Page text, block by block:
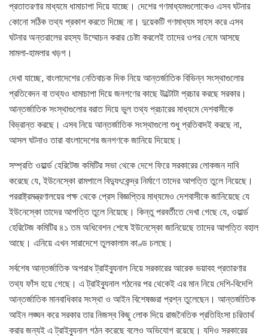
প্রতাতরণার মাধ্যমে ধামাচাপা দিয়ে যাচ্ছে। দেশের গণমাধ্যমগুলোকেও এসব ঘটনার
কোনো সঠিক তথ্য প্রকাশ করতে দিচ্ছে না। দুয়েকটি গণমাধ্যম সাহস করে এসব
ঘটনার অন্তরালের রহস্য উম্মোচন করার চেষ্টা করলেই তাদের ওপর নেমে আসছে
মামলা-হামলার খড়গ।
দেখা যাচ্ছে, বাংলাদেশের নেতিবাচক দিক নিয়ে আন্তর্জাতিক বিভিন্ন সংস্থাগুলোর
প্রতিবেদন বা তথ্যও ধামাচাপা দিয়ে জনগণের কাছে উল্টোটা প্রচার করছে সরকার।
আন্তর্জাতিক সংস্থাগুলোর বরাত দিয়ে ভুল তথ্য প্রচারের মাধ্যমে দেশবাসীকে
বিভ্রান্ত করছে। এসব নিয়ে আন্তর্জাতিক সংস্থাগুলো শুধু প্রতিবাদই করছে না,
আসল ঘটনাও তারা বাংলাদেশের জনগণকে জানিয়ে দিয়েছে।
সম্প্রতি ওয়ার্ল্ড হেরিটেজ কমিটির সভা থেকে দেশে ফিরে সরকারের লোকজন দাবি
করেছে যে, ইউনেস্কো রামপালে বিদ্যুৎকেন্দ্র নির্মাণে তাদের আপত্তি তুলে নিয়েছে।
পররাষ্ট্রমন্ত্রণালয়ের পক্ষ থেকে প্রেস বিজ্ঞপ্তির মাধ্যমেও দেশবাসীকে জানিয়েছে যে
ইউনেস্কো তাদের আপত্তি তুলে নিয়েছে। কিন্তু পরবর্তীতে দেখা গেছে যে, ওয়ার্ল্ড
হেরিটেজ কমিটির ৪১ তম অধিবেশন শেষে ইউনেস্কো জানিয়েছে তাদের আপত্তি বহাল
আছে। এনিয়ে এখন সারাদেশে তুলকালাম কাণ্ড চলছে।
সর্বশেষ আন্তর্জাতিক অপরাধ ট্রাইব্যুনাল নিয়ে সরকারের আরেক ভয়াবহ প্রতারণার
তথ্য ফাঁস হয়ে গেছে। এ ট্রাইব্যুনাল গঠনের পর থেকেই এর মান নিয়ে দেশি-বিদেশি
আন্তর্জাতিক মানবাধিকার সংস্থা ও আইন বিশেষজ্ঞরা প্রশ্ন তুলেছেন। আন্তর্জাতিক
আইন লঙ্ঘন করে সরকার তার নিজস্ব কিছু লোক দিয়ে রাজনৈতিক প্রতিহিংসা চরিতার্থ
করার জন্যই এ ট্রাইব্যুনাল গঠন করেছে বলেও অভিযোগ রয়েছে। যদিও সরকারের